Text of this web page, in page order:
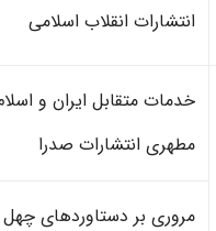
انتشارات انقلاب اسلامی
خدمات متقابل ایران و
مطهری انتشارات صدرا
مروری بر دستاوردهای چهل